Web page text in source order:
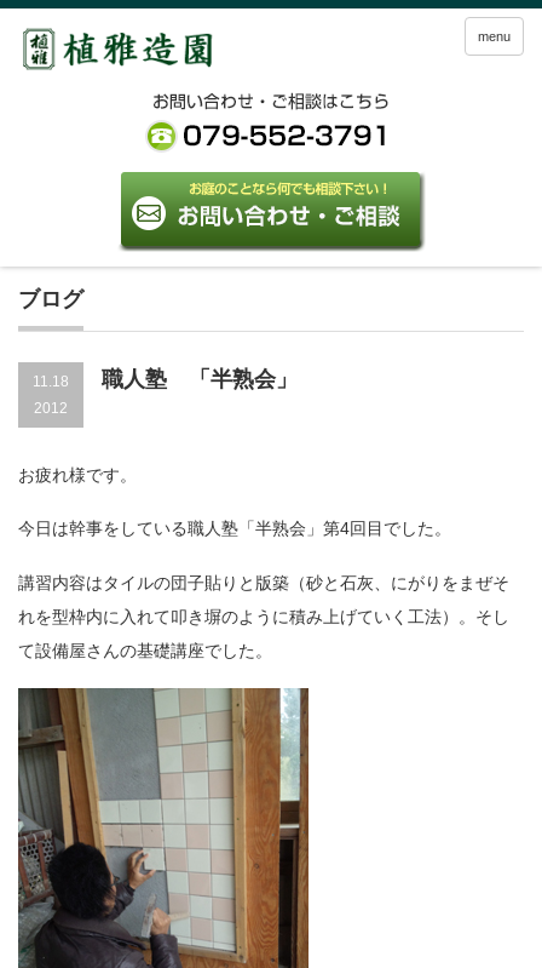
menu
ブログ
11.18
2012
職人塾 「半熟会」
お疲れ様です。
今日は幹事をしている職人塾「半熟会」第4回目でした。
講習内容はタイルの団子貼りと版築（砂と石灰、にがりをまぜそ
れを型枠内に入れて叩き塀のように積み上げていく工法）。そし
て設備屋さんの基礎講座でした。